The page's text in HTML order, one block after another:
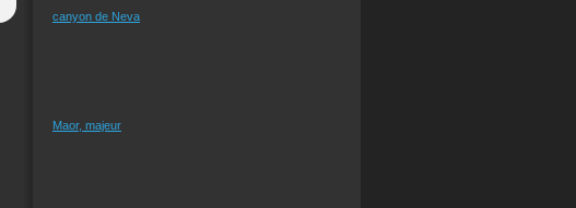
canyon de Neva
Maor, majeur